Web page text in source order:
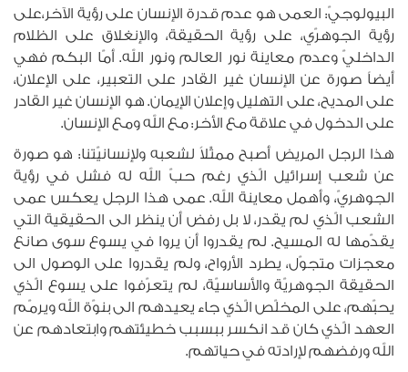
البيولوجيّ: العمى هو عدم قدرة الإنسان على رؤية الآخر،على
رؤية الجوهرّي، على رؤية الحقيقة، والإنغلاق على الظلام
الداخليّ وعدم معاينة نور العالم ونور الله. أمّا البكم فهي
أيضاً صورة عن الإنسان غير القادر على التعبير، على الإعلان،
على المديح، على التهليل وإعلان الإيمان. هو الإنسان غير القادر
على الدخول في علاقة مع الأخر: مع الله ومع الإنسان.
هذا الرجل المريض أصبح ممثّلاً لشعبه ولإنسانيّتنا: هو صورة
عن شعب إسرائيل الّذي رغم حبّ الله له فشل في رؤية
الجوهريّ، وأهمل معاينة الله. عمى هذا الرجل يعكس عمى
الشعب الّذي لم يقدر، لا بل رفض أن ينظر الى الحقيقية التي
يقدّمها له المسيح. لم يقدروا أن يروا في يسوع سوى صانع
معجزات متجوّل، يطرد الأرواح، ولم يقدروا على الوصول الى
الحقيقة الجوهريّة والأساسيّة، لم يتعرّفوا على يسوع الّذي
يحبّهم، على المخلّص الّذي جاء يعيدهم الى بنوّة الله ويرمّم
العهد الّذي كان قد انكسر ببسبب خطيئتهم وابتعادهم عن
الله ورفضهم لإرادته في حياتهم.